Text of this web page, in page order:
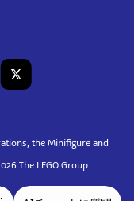
the Minifigure and
The LEGO Group.